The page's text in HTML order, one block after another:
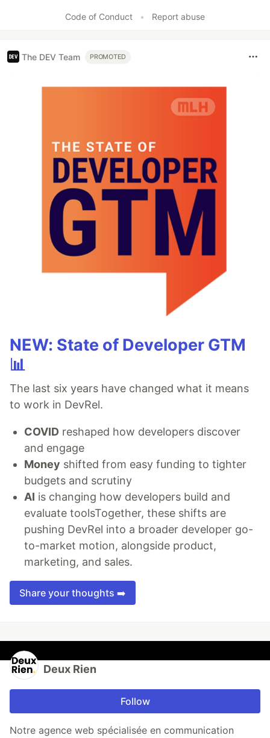
Code of Conduct
• Report abuse
The DEV Team PROMOTED
NEW: State of Developer GTM
📊
The last six years have changed what it means
to work in DevRel.
COVID reshaped how developers discover
and engage
Money shifted from easy funding to tighter
budgets and scrutiny
AI is changing how developers build and
evaluate toolsTogether, these shifts are
pushing DevRel into a broader developer go-
to-market motion, alongside product,
marketing, and sales.
Share your thoughts ➡️
Deux Rien
Follow
Notre agence web spécialisée en communication